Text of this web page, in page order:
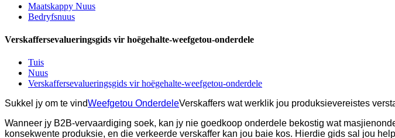
Maatskappy Nuus
Bedryfsnuus
Verskaffersevalueringsgids vir hoëgehalte-weefgetou-onderdele
Tuis
Nuus
Verskaffersevalueringsgids vir hoëgehalte-weefgetou-onderdele
Sukkel jy om te vindWeefgetou OnderdeleVerskaffers wat werklik jou produksievereistes
Wanneer jy B2B-vervaardiging soek, kan jy nie goedkoop onderdele bekostig wat
konsekwente produksie, en die verkeerde verskaffer kan jou baie kos. Hierdie gids sal jou